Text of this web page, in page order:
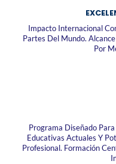
Impacto Internacional
Partes Del Mundo.
Por
Programa Diseñado
Educativas Actuales Y
Profesional. Formación